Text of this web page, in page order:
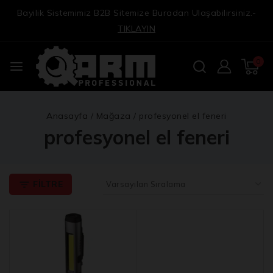
Bayilik Sistemimiz B2B Sitemize Buradan Ulaşabilirsiniz.-
TIKLAYIN
0
Anasayfa / Mağaza / profesyonel el feneri
profesyonel el feneri
FILTRE